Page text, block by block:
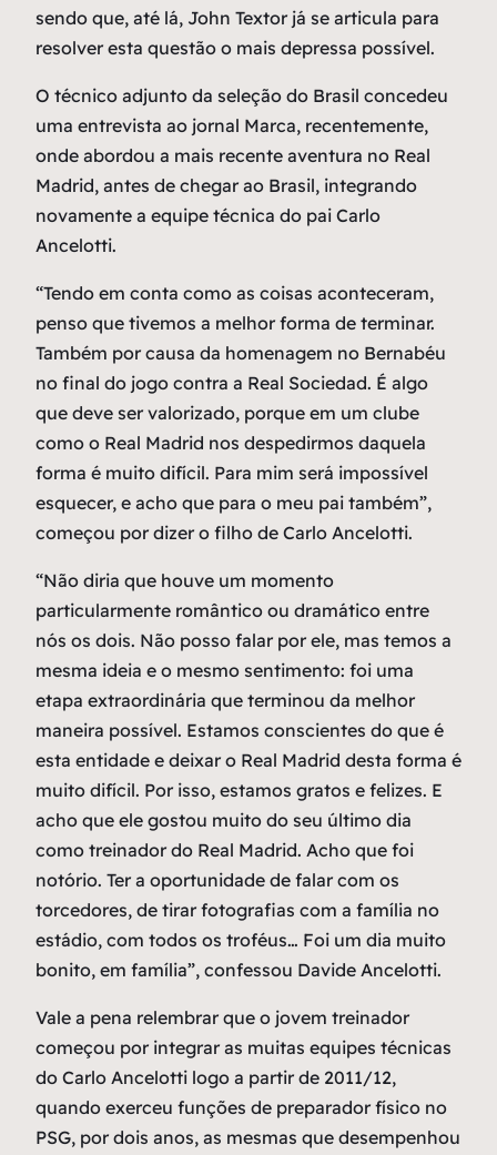
sendo que, até lá, John Textor já se articula para
resolver esta questão o mais depressa possível.
O técnico adjunto da seleção do Brasil concedeu
uma entrevista ao jornal Marca, recentemente,
onde abordou a mais recente aventura no Real
Madrid, antes de chegar ao Brasil, integrando
novamente a equipe técnica do pai Carlo
Ancelotti.
“Tendo em conta como as coisas aconteceram,
penso que tivemos a melhor forma de terminar.
Também por causa da homenagem no Bernabéu
no final do jogo contra a Real Sociedad. É algo
que deve ser valorizado, porque em um clube
como o Real Madrid nos despedirmos daquela
forma é muito difícil. Para mim será impossível
esquecer, e acho que para o meu pai também”,
começou por dizer o filho de Carlo Ancelotti.
“Não diria que houve um momento
particularmente romântico ou dramático entre
nós os dois. Não posso falar por ele, mas temos a
mesma ideia e o mesmo sentimento: foi uma
etapa extraordinária que terminou da melhor
maneira possível. Estamos conscientes do que é
esta entidade e deixar o Real Madrid desta forma é
muito difícil. Por isso, estamos gratos e felizes. E
acho que ele gostou muito do seu último dia
como treinador do Real Madrid. Acho que foi
notório. Ter a oportunidade de falar com os
torcedores, de tirar fotografias com a família no
estádio, com todos os troféus… Foi um dia muito
bonito, em família”, confessou Davide Ancelotti.
Vale a pena relembrar que o jovem treinador
começou por integrar as muitas equipes técnicas
do Carlo Ancelotti logo a partir de 2011/12,
quando exerceu funções de preparador físico no
PSG, por dois anos, as mesmas que desempenhou